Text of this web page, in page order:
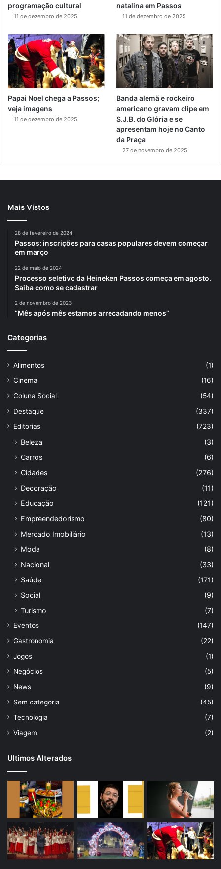
programação cultural
11 de dezembro de 2025
natalina em Passos
11 de dezembro de 2025
Papai Noel chega a Passos;
veja imagens
11 de dezembro de 2025
Banda alemã e rockeiro
americano gravam clipe em
S.J.B. do Glória e se
apresentam hoje no Canto
da Praça
27 de novembro de 2025
Mais Vistos
28 de fevereiro de 2024
Passos: inscrições para casas populares devem começar
em março
22 de maio de 2024
Processo seletivo da Heineken Passos começa em agosto.
Saiba como se cadastrar
2 de novembro de 2023
“Mês após mês estamos arrecadando menos”
Categorias
Alimentos
(1)
Cinema
(16)
Coluna Social
(54)
Destaque
(337)
Editorias
(723)
Beleza
(3)
Carros
(6)
Cidades
(276)
Decoração
(11)
Educação
(121)
Empreendedorismo
(80)
Mercado Imobiliário
(13)
Moda
(8)
Nacional
(33)
Saúde
(171)
Social
(9)
Turismo
(7)
Eventos
(147)
Gastronomia
(22)
Jogos
(1)
Negócios
(5)
News
(9)
Sem categoria
(45)
Tecnologia
(7)
Viagem
(2)
Ultimos Alterados